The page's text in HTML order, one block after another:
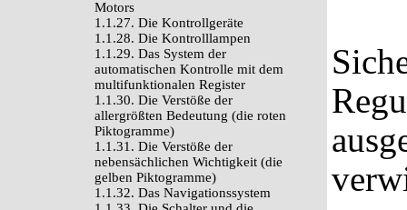
Motors
1.1.27. Die Kontrollgeräte
1.1.28. Die Kontrolllampen
1.1.29. Das System der
automatischen Kontrolle mit dem
multifunktionalen Register
1.1.30. Die Verstöße der
allergrößten Bedeutung (die roten
Piktogramme)
1.1.31. Die Verstöße der
nebensächlichen Wichtigkeit (die
gelben Piktogramme)
1.1.32. Das Navigationssystem